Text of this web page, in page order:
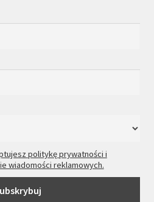
politykę prywatności i
wiadomości reklamowych.